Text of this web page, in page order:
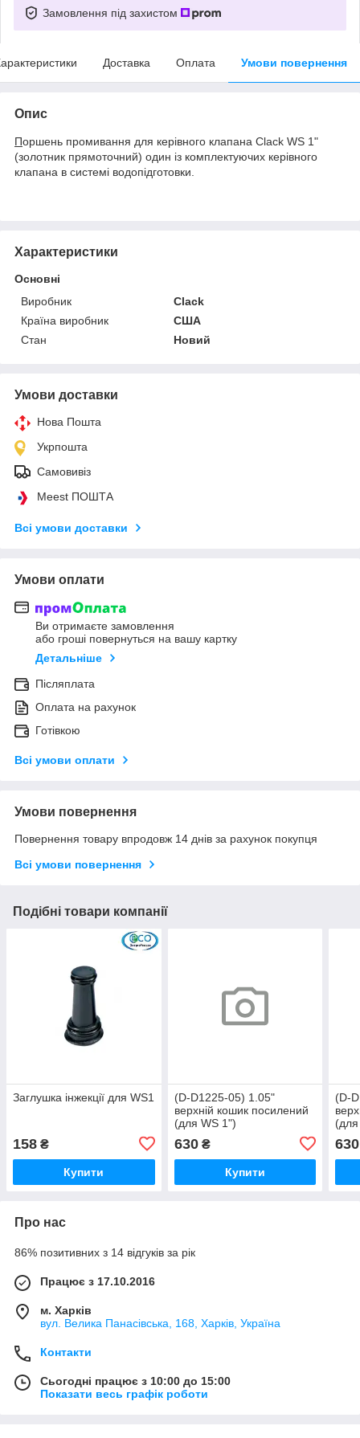
Замовлення під захистом
Доставка Оплата Умови повернення
Опис
Поршень промивання для керівного клапана Clack WS 1"
(золотник прямоточний) один із комплектуючих керівного
клапана в системі водопідготовки.
Характеристики
Основні
Виробник
Clack
Країна виробник
США
Стан
Новий
Умови доставки
Нова Пошта
Укрпошта
Самовивіз
Meest ПОШТА
Всі умови доставки
Умови оплати
Ви отримаєте замовлення
або гроші повернуться на вашу картку
Детальніше
Післяплата
Оплата на рахунок
Готівкою
Всі умови оплати
Умови повернення
Повернення товару впродовж 14 днів за рахунок покупця
Всі умови повернення
Подібні товари компанії
Заглушка інжекції для WS1
158 ₴
Купити
(D-D1225-05) 1.05"
верхній кошик посилений
(для WS 1")
630₴
Купити
(D-
630
Про нас
86% позитивних з 14 відгуків за рік
Працює з 17.10.2016
м. Харків
вул. Велика Панасівська, 168, Харків, Україна
Контакти
Сьогодні працює з 10:00 до 15:00
Показати весь графік роботи